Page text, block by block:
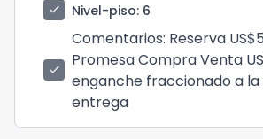
check
Nivel-piso: 6
check
Comentarios: Reserva
Promesa Compra Venta
enganche fraccionado a
entrega